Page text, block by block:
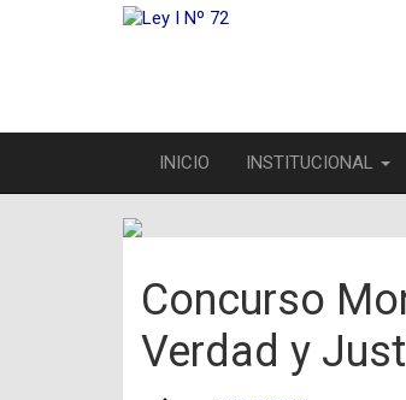
INICIO INSTITUCIONAL
Concurso
Verdad y